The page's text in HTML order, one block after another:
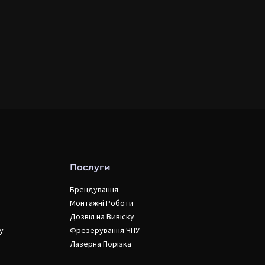
Послуги
Брендування
Монтажні Роботи
Дозвіл на Вивіску
Фрезерування ЧПУ
Лазерна Порізка